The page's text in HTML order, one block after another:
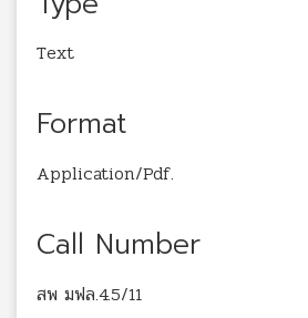
Text
Format
Application/Pdf.
Call Number
สพ มฟล.4.5/11